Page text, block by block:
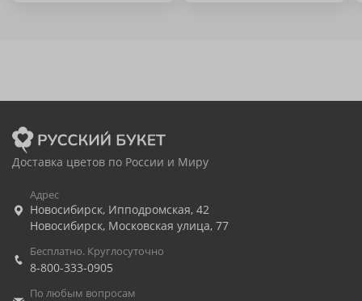
Доставка цветов по России и Миру
Адрес
Новосибирск, Ипподромская, 42
Новосибирск, Московская улица, 77
Бесплатно. Круглосуточно
8-800-333-0905
По любым вопросам